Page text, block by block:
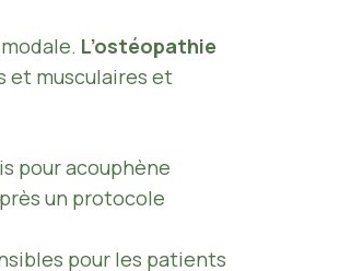
L’ostéopathie
et musculaires et
pour acouphène
un protocole
pour les patients